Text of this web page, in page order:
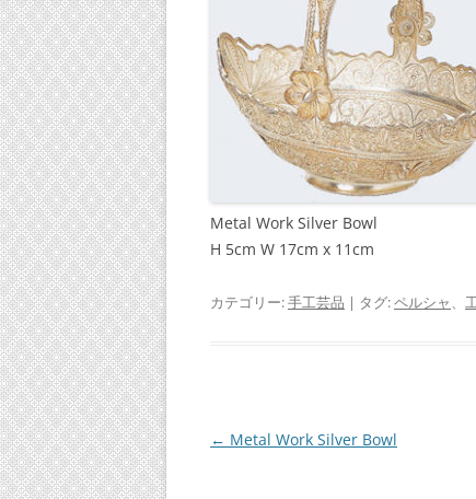
Metal Work Silver Bowl
H 5cm W 17cm x 11cm
カテゴリー:手工芸品 | タグ:ペルシャ、
投
← Metal Work Silver Bowl